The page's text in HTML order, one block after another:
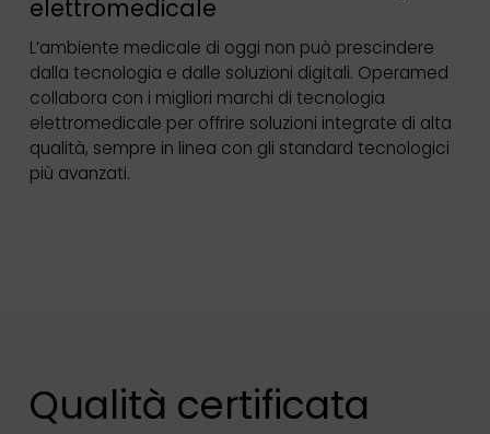
elettromedicale
L’ambiente medicale di oggi non può prescindere
dalla tecnologia e dalle soluzioni digitali. Operamed
collabora con i migliori marchi di tecnologia
elettromedicale per offrire soluzioni integrate di alta
qualità, sempre in linea con gli standard tecnologici
più avanzati.
Qualità certificata